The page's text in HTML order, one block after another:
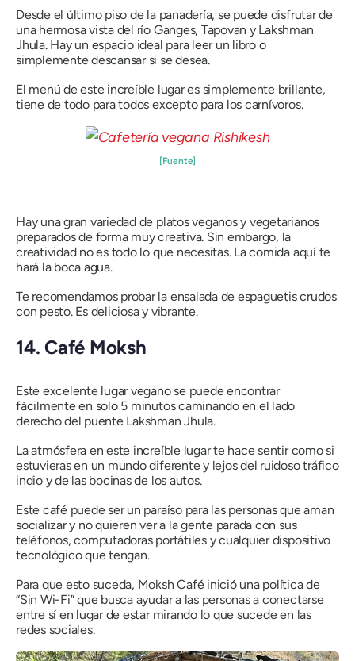
Desde el último piso de la panadería, se puede disfrutar de
una hermosa vista del río Ganges, Tapovan y Lakshman
Jhula. Hay un espacio ideal para leer un libro o
simplemente descansar si se desea.
El menú de este increíble lugar es simplemente brillante,
tiene de todo para todos excepto para los carnívoros.
[Fuente]
Hay una gran variedad de platos veganos y vegetarianos
preparados de forma muy creativa. Sin embargo, la
creatividad no es todo lo que necesitas. La comida aquí te
hará la boca agua.
Te recomendamos probar la ensalada de espaguetis crudos
con pesto. Es deliciosa y vibrante.
14. Café Moksh
Este excelente lugar vegano se puede encontrar
fácilmente en solo 5 minutos caminando en el lado
derecho del puente Lakshman Jhula.
La atmósfera en este increíble lugar te hace sentir como si
estuvieras en un mundo diferente y lejos del ruidoso tráfico
indio y de las bocinas de los autos.
Este café puede ser un paraíso para las personas que aman
socializar y no quieren ver a la gente parada con sus
teléfonos, computadoras portátiles y cualquier dispositivo
tecnológico que tengan.
Para que esto suceda, Moksh Café inició una política de
“Sin Wi-Fi” que busca ayudar a las personas a conectarse
entre sí en lugar de estar mirando lo que sucede en las
redes sociales.